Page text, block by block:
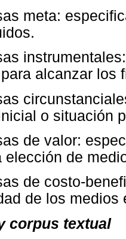
meta:
alcanzar los
o situación
de valor:
elección de
de costo-
de los medios
corpus textual